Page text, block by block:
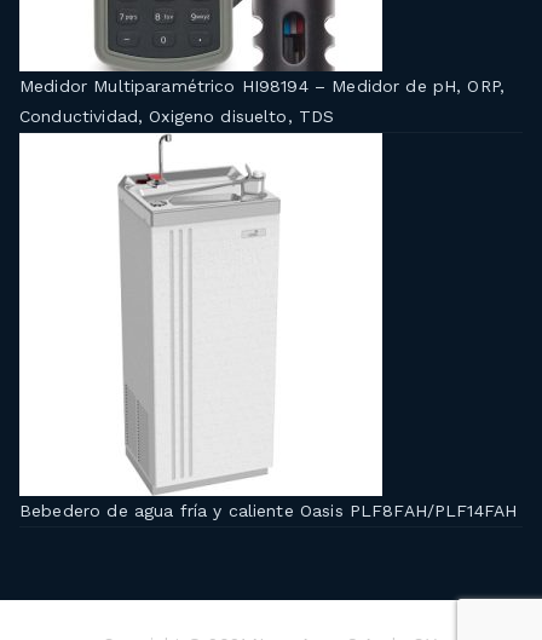
Medidor Multiparamétrico HI98194 – Medidor de pH, ORP,
Conductividad, Oxigeno disuelto, TDS
Bebedero de agua fría y caliente Oasis PLF8FAH/PLF14FAH